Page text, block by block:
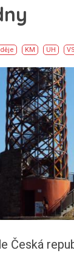
KM UH VS
Česká